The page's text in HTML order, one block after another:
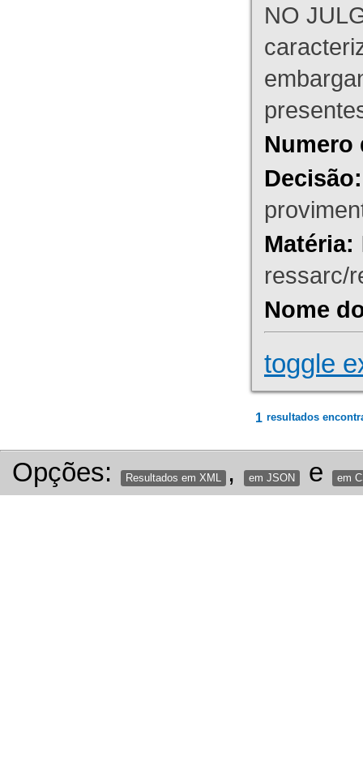
NO
Numero
Decisão:
Matéria:
ressarc/
Nome
toggle
1 resultados
Opções: Resultados em XML , em JSON e em